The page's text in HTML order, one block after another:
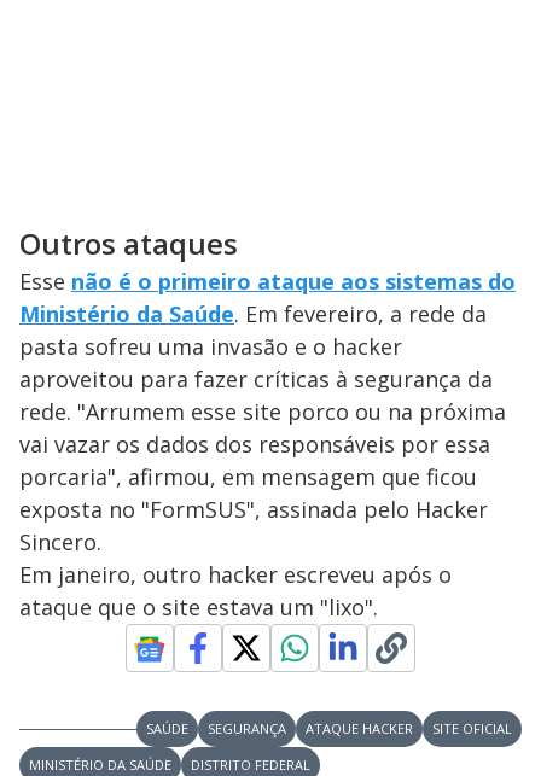
Outros ataques
Esse não é o primeiro ataque aos sistemas do
Ministério da Saúde. Em fevereiro, a rede da
pasta sofreu uma invasão e o hacker
aproveitou para fazer críticas à segurança da
rede. "Arrumem esse site porco ou na próxima
vai vazar os dados dos responsáveis por essa
porcaria", afirmou, em mensagem que ficou
exposta no "FormSUS", assinada pelo Hacker
Sincero.
Em janeiro, outro hacker escreveu após o
ataque que o site estava um "lixo".
SAÚDE SEGURANÇA ATAQUE HACKER
SITE OFICIAL
MINISTÉRIO DA SAÚDE
DISTRITO FEDERAL